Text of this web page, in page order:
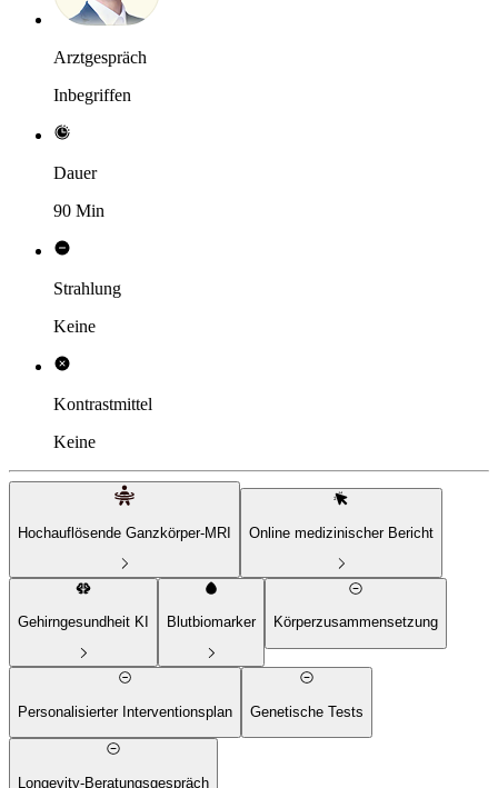
Arztgespräch
Inbegriffen
Dauer
90 Min
Strahlung
Keine
Kontrastmittel
Keine
Hochauflösende Ganzkörper-MRI Online medizinischer Bericht
Gehirngesundheit KI Blutbiomarker Körperzusammensetzung
Personalisierter Interventionsplan Genetische Tests
Longevity-Beratungsgespräch